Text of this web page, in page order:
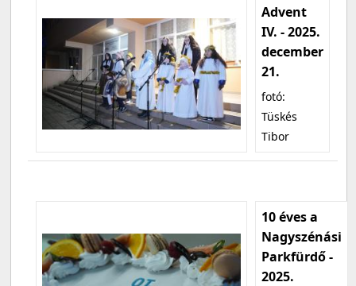
Advent
IV. - 2025.
december
21.
fotó:
Tüskés
Tibor
10 éves a
Nagyszénási
Parkfürdő -
2025.